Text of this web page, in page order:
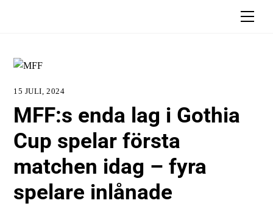
15 JULI, 2024
MFF:s enda lag i Gothia
Cup spelar första
matchen idag – fyra
spelare inlånade